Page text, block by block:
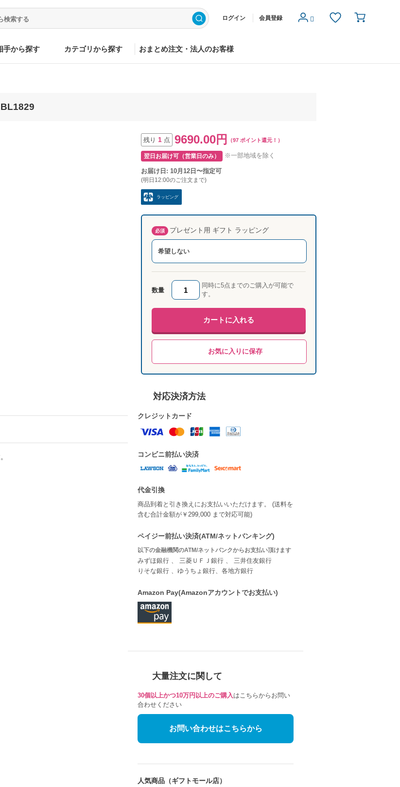
ログイン 会員登録
手から探す カテゴリから探す おまとめ注文・法人のお客様
残り 1 点 9690.00円 （97 ポイント還元！）
翌日お届け可（営業日のみ） ※一部地域を除く
お届け日: 10月12日〜指定可
(明日12:00のご注文まで)
ラッピング
必須 プレゼント用 ギフト ラッピング
希望しない
数量
同時に5点までのご購入が可能で
す。
カートに入れる
お気に入りに保存
対応決済方法
クレジットカード
コンビニ前払い決済
代金引換
商品到着と引き換えにお支払いいただけます。 (送料を
含む合計金額が￥299,000 まで対応可能)
ペイジー前払い決済(ATM/ネットバンキング)
以下の金融機関のATM/ネットバンクからお支払い頂けます
みずほ銀行 、 三菱ＵＦＪ銀行 、 三井住友銀行
りそな銀行 、ゆうちょ銀行、各地方銀行
Amazon Pay(Amazonアカウントでお支払い)
大量注文に関して
30個以上かつ10万円以上のご購入 はこちらからお問い
合わせください
お問い合わせはこちらから
人気商品（ギフトモール店）